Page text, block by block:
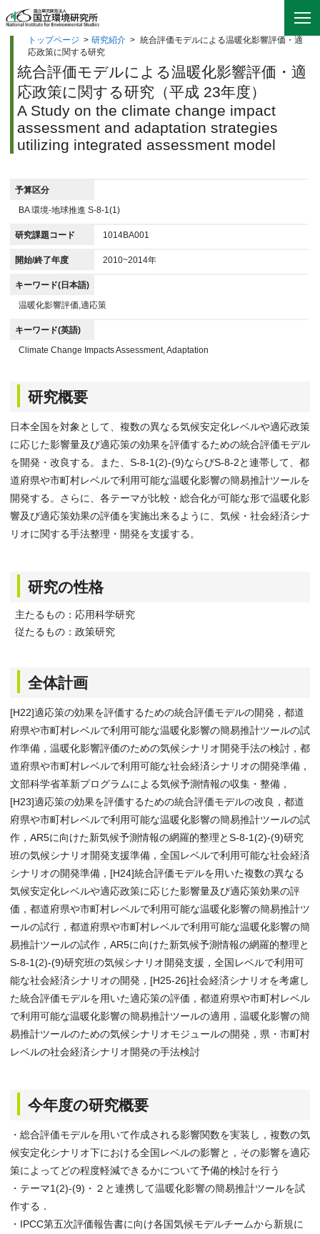
トップページ > 研究紹介 > 統合評価モデルによる温暖化影響評価・適
応政策に関する研究
統合評価モデルによる温暖化影響評価・適
応政策に関する研究（平成 23年度）
A Study on the climate change impact
assessment and adaptation strategies
utilizing integrated assessment model
予算区分
BA 環境-地球推進 S-8-1(1)
研究課題コード 1014BA001
開始/終了年度 2010~2014年
キーワード(日本語)
温暖化影響評価,適応策
キーワード(英語)
Climate Change Impacts Assessment, Adaptation
研究概要
日本全国を対象として、複数の異なる気候安定化レベルや適応政策
に応じた影響量及び適応策の効果を評価するための統合評価モデル
を開発・改良する。また、S-8-1(2)-(9)ならびS-8-2と連帯して、都
道府県や市町村レベルで利用可能な温暖化影響の簡易推計ツールを
開発する。さらに、各テーマが比較・総合化が可能な形で温暖化影
響及び適応策効果の評価を実施出来るように、気候・社会経済シナ
リオに関する手法整理・開発を支援する。
研究の性格
主たるもの：応用科学研究
従たるもの：政策研究
全体計画
[H22]適応策の効果を評価するための統合評価モデルの開発，都道
府県や市町村レベルで利用可能な温暖化影響の簡易推計ツールの試
作準備，温暖化影響評価のための気候シナリオ開発手法の検討，都
道府県や市町村レベルで利用可能な社会経済シナリオの開発準備，
文部科学省革新プログラムによる気候予測情報の収集・整備，
[H23]適応策の効果を評価するための統合評価モデルの改良，都道
府県や市町村レベルで利用可能な温暖化影響の簡易推計ツールの試
作，AR5に向けた新気候予測情報の網羅的整理とS-8-1(2)-(9)研究
班の気候シナリオ開発支援準備，全国レベルで利用可能な社会経済
シナリオの開発準備，[H24]統合評価モデルを用いた複数の異なる
気候安定化レベルや適応政策に応じた影響量及び適応策効果の評
価，都道府県や市町村レベルで利用可能な温暖化影響の簡易推計ツ
ールの試行，都道府県や市町村レベルで利用可能な温暖化影響の簡
易推計ツールの試作，AR5に向けた新気候予測情報の網羅的整理と
S-8-1(2)-(9)研究班の気候シナリオ開発支援，全国レベルで利用可
能な社会経済シナリオの開発，[H25-26]社会経済シナリオを考慮し
た統合評価モデルを用いた適応策の評価，都道府県や市町村レベル
で利用可能な温暖化影響の簡易推計ツールの適用，温暖化影響の簡
易推計ツールのための気候シナリオモジュールの開発，県・市町村
レベルの社会経済シナリオ開発の手法検討
今年度の研究概要
・総合評価モデルを用いて作成される影響関数を実装し，複数の気
候安定化シナリオ下における全国レベルの影響と，その影響を適応
策によってどの程度軽減できるかについて予備的検討を行う
・テーマ1(2)-(9)・２と連携して温暖化影響の簡易推計ツールを試
作する．
・IPCC第五次評価報告書に向け各国気候モデルチームから新規に